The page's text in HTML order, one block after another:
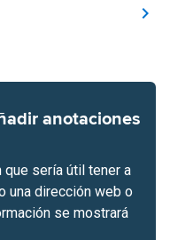
anotaciones
que sería útil tener a
una dirección web o
se mostrará